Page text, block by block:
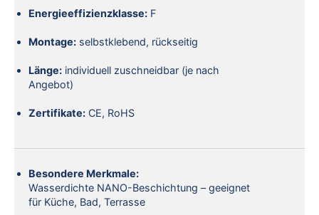
Energieeffizienzklasse: F
Montage: selbstklebend, rückseitig
Länge: individuell zuschneidbar (je nach
Angebot)
Zertifikate: CE, RoHS
Besondere Merkmale:
Wasserdichte NANO-Beschichtung – geeignet
für Küche, Bad, Terrasse